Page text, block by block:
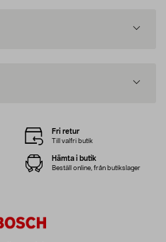
Fri retur
Till valfri butik
Hämta i butik
Beställ online, från butikslager